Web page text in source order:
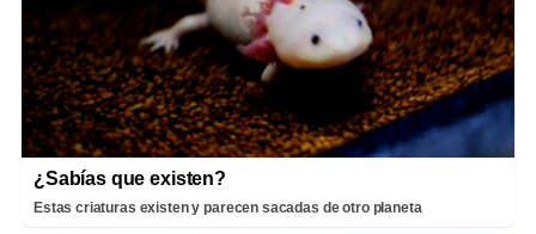
¿Sabías que existen?
Estas criaturas existen y parecen sacadas de otro planeta